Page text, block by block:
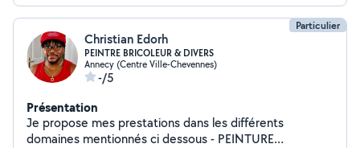
Particulier
Christian Edorh
PEINTRE BRICOLEUR & DIVERS
Annecy (Centre Ville-Chevennes)
-/5
Présentation
Je propose mes prestations dans les différents
domaines mentionnés ci dessous - PEINTURE